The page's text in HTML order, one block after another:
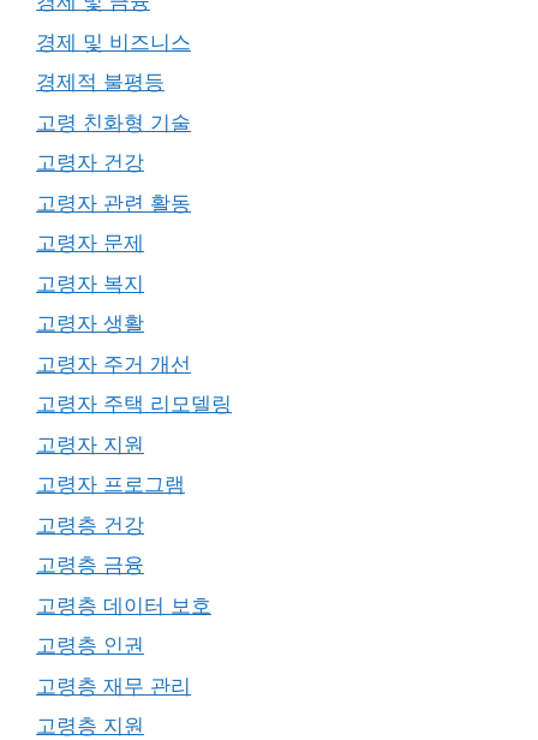
경제 및 비즈니스
경제적 불평등
고령 친화형 기술
고령자 건강
고령자 관련 활동
고령자 문제
고령자 복지
고령자 생활
고령자 주거 개선
고령자 주택 리모델링
고령자 지원
고령자 프로그램
고령층 건강
고령층 금융
고령층 데이터 보호
고령층 인권
고령층 재무 관리
고령층 지원